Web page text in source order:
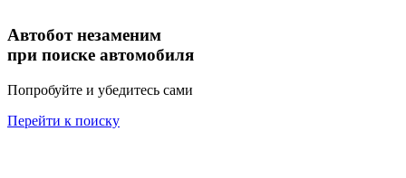
Автобот незаменим
при поиске автомобиля
Попробуйте и убедитесь сами
Перейти к поиску